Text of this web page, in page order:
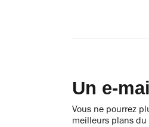
Un e-
Vous ne pourrez
meilleurs plans du